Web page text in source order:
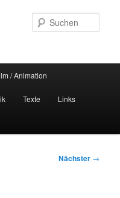
/ Animation
Texte Links
Nächster →